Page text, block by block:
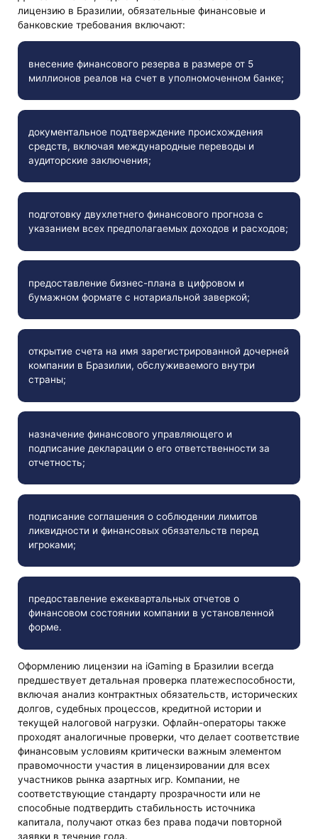
лицензию в Бразилии, обязательные финансовые и
банковские требования включают:
внесение финансового резерва в размере от 5
миллионов реалов на счет в уполномоченном банке;
документальное подтверждение происхождения
средств, включая международные переводы и
аудиторские заключения;
подготовку двухлетнего финансового прогноза с
указанием всех предполагаемых доходов и расходов;
предоставление бизнес-плана в цифровом и
бумажном формате с нотариальной заверкой;
открытие счета на имя зарегистрированной дочерней
компании в Бразилии, обслуживаемого внутри
страны;
назначение финансового управляющего и
подписание декларации о его ответственности за
отчетность;
подписание соглашения о соблюдении лимитов
ликвидности и финансовых обязательств перед
игроками;
предоставление ежеквартальных отчетов о
финансовом состоянии компании в установленной
форме.
Оформлению лицензии на iGaming в Бразилии всегда
предшествует детальная проверка платежеспособности,
включая анализ контрактных обязательств, исторических
долгов, судебных процессов, кредитной истории и
текущей налоговой нагрузки. Офлайн-операторы также
проходят аналогичные проверки, что делает соответствие
финансовым условиям критически важным элементом
правомочности участия в лицензировании для всех
участников рынка азартных игр. Компании, не
соответствующие стандарту прозрачности или не
способные подтвердить стабильность источника
капитала, получают отказ без права подачи повторной
заявки в течение года.